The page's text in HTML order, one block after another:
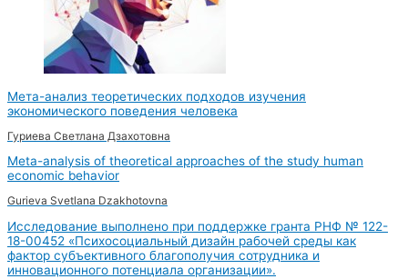
Мета-анализ теоретических подходов изучения
экономического поведения человека
Гуриева Светлана Дзахотовна
Meta-analysis of theoretical approaches of the study human
economic behavior
Gurieva Svetlana Dzakhotovna
Исследование выполнено при поддержке гранта РНФ № 122-
18-00452 «Психосоциальный дизайн рабочей среды как
фактор субъективного благополучия сотрудника и
инновационного потенциала организации».